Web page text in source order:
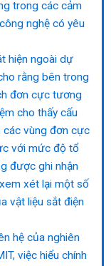
trong các cảm
nghệ có yêu
hiện ngoài dự
rằng bên trong
đơn cực tương
cho thấy cấu
các vùng đơn cực
với mức độ tổ
được ghi nhận
xét lại một số
vật liệu sắt điện
hệ của nghiên
việc hiểu chính